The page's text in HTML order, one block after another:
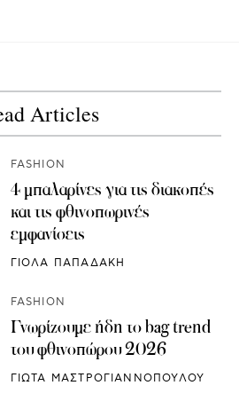
Articles
FASHION
4 μπαλαρίνες για τις διακοπές
και τις φθινοπωρινές
εμφανίσεις
ΓΙΟΛΑ ΠΑΠΑΔΑΚΗ
FASHION
Γνωρίζουμε ήδη το bag trend
του φθινοπώρου 2026
ΓΙΩΤΑ ΜΑΣΤΡΟΓΙΑΝΝΟΠΟΥΛΟΥ